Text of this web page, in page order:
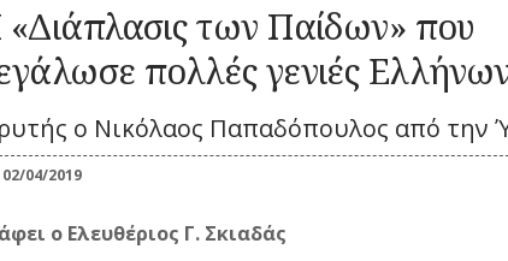
ΕΟΡΤΕΣ
ΠΑΝΗΓΥΡΙΑ
ΚΑΘΗΜΕΡΙΝΗ
ΖΩΗ
ΙΣΤΟΡΙΕΣ
(ΦΥΣΙΟΓΝΩΜΙΕΣ)
Καλλωπισμός
Λαϊκές τέχνες
ΒΙΟΣ
Λατρεία
μετεωρολογία
ΒΙΟΣ
Καθημερινά
Σχολική ζωή
ΓΕΓΟΝΟΤΑ
των Παίδων» που
πολλές γενιές
ο Νικόλαος Παπαδόπουλος από την
02/04/2019
ο Ελευθέριος Γ. Σκιαδάς